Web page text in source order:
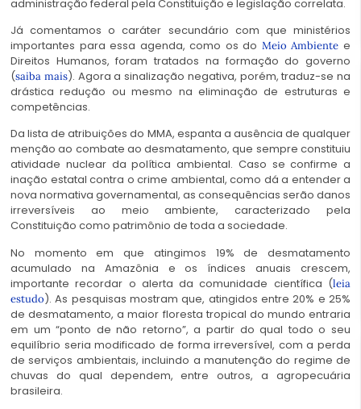
administração federal pela Constituição e legislação correlata.
Já comentamos o caráter secundário com que ministérios
importantes para essa agenda, como os do Meio Ambiente e
Direitos Humanos, foram tratados na formação do governo
(saiba mais). Agora a sinalização negativa, porém, traduz-se na
drástica redução ou mesmo na eliminação de estruturas e
competências.
Da lista de atribuições do MMA, espanta a ausência de qualquer
menção ao combate ao desmatamento, que sempre constituiu
atividade nuclear da política ambiental. Caso se confirme a
inação estatal contra o crime ambiental, como dá a entender a
nova normativa governamental, as consequências serão danos
irreversíveis ao meio ambiente, caracterizado pela
Constituição como patrimônio de toda a sociedade.
No momento em que atingimos 19% de desmatamento
acumulado na Amazônia e os índices anuais crescem,
importante recordar o alerta da comunidade científica (leia
estudo). As pesquisas mostram que, atingidos entre 20% e 25%
de desmatamento, a maior floresta tropical do mundo entraria
em um “ponto de não retorno”, a partir do qual todo o seu
equilíbrio seria modificado de forma irreversível, com a perda
de serviços ambientais, incluindo a manutenção do regime de
chuvas do qual dependem, entre outros, a agropecuária
brasileira.